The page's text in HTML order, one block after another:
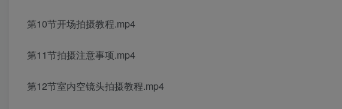
第10节开场拍摄教程.mp4
第11节拍摄注意事项.mp4
第12节室内空镜头拍摄教程.mp4